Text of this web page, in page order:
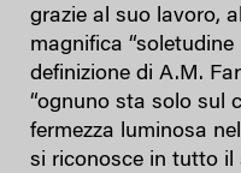
grazie al suo lavoro,
magnifica “soletudine
definizione di A.M.
“ognuno sta solo sul
fermezza luminosa
si riconosce in tutto il